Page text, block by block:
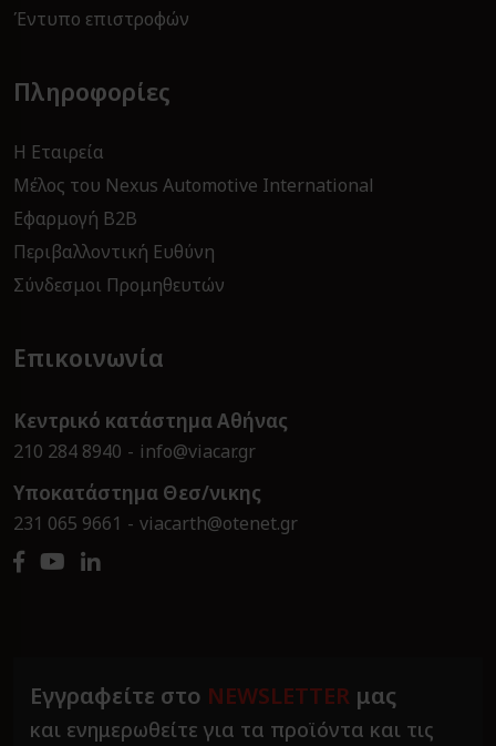
Έντυπο επιστροφών
Πληροφορίες
Η Εταιρεία
Μέλος του Nexus Automotive International
Εφαρμογή B2Β
Περιβαλλοντική Ευθύνη
Σύνδεσμοι Προμηθευτών
Επικοινωνία
Κεντρικό κατάστημα Αθήνας
210 284 8940 info@viacar.gr
Υποκατάστημα Θεσ/νικης
231 065 9661 viacarth@otenet.gr
Εγγραφείτε στο NEWSLETTER μας
και ενημερωθείτε για τα προϊόντα και τις